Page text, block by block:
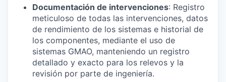
Documentación de intervenciones: Registro
meticuloso de todas las intervenciones, datos
de rendimiento de los sistemas e historial de
los componentes, mediante el uso de
sistemas GMAO, manteniendo un registro
detallado y exacto para los relevos y la
revisión por parte de ingeniería.